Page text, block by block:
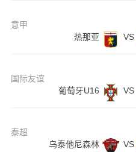
意甲
热那亚
VS
国际友谊
葡萄牙U16
VS
泰超
乌泰他尼森林
VS